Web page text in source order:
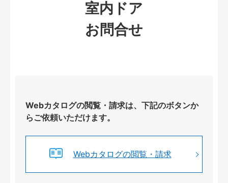
室内ドア
お問合せ
Webカタログの閲覧・請求は、下記のボタンか
らご依頼いただけます。
Webカタログの閲覧・請求